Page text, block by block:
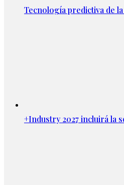
Tecnología predictiva de
+Industry 2027 incluirá la